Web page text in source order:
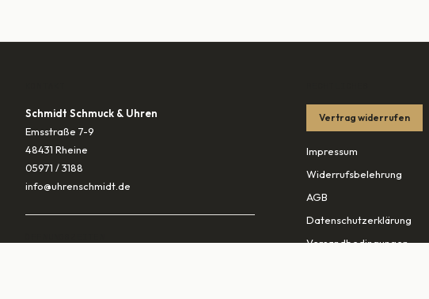
Schmidt Schmuck & Uhren
Emsstraße 7-9
48431 Rheine
05971 / 3188
info@uhrenschmidt.de
Vertrag widerrufen
Impressum
Widerrufsbelehrung
AGB
Datenschutzerklärung
Versandbedingungen